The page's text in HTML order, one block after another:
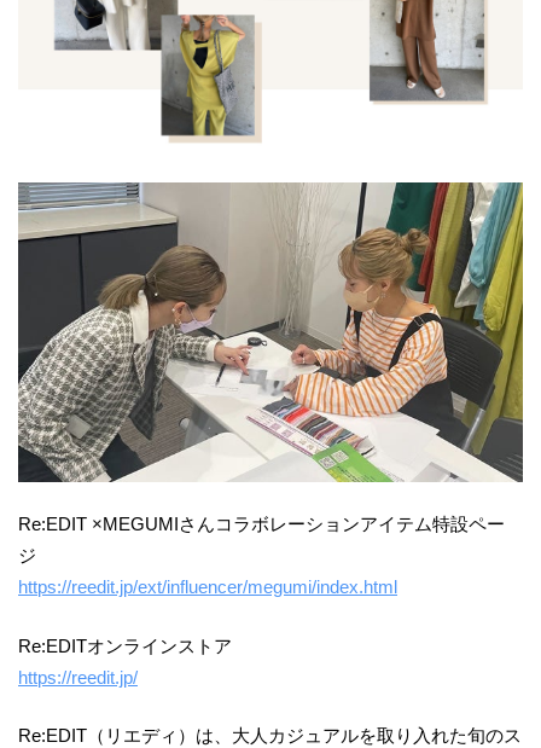
Re:EDIT ×MEGUMIさんコラボレーションアイテム特設ペー
ジ
https://reedit.jp/ext/influencer/megumi/index.html
Re:EDITオンラインストア
https://reedit.jp/
Re:EDIT（リエディ）は、大人カジュアルを取り入れた旬のス